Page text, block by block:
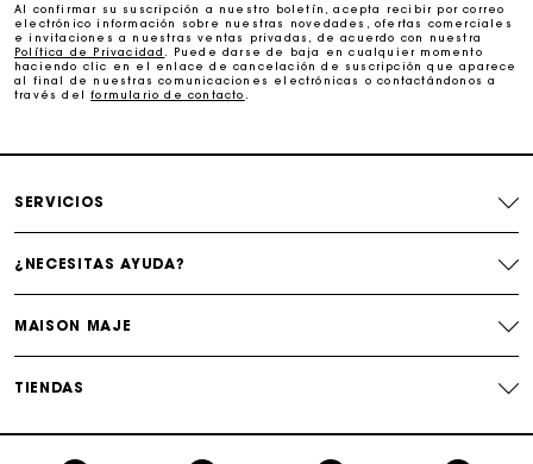
Cambios & Devoluciones gratuitos
Al confirmar su suscripción a nuestro boletín, acepta recibir por correo
electrónico información sobre nuestras novedades, ofertas comerciales
e invitaciones a nuestras ventas privadas, de acuerdo con nuestra
Política de Privacidad
. Puede darse de baja en cualquier momento
haciendo clic en el enlace de cancelación de suscripción que aparece
al final de nuestras comunicaciones electrónicas o contactándonos a
través delformulario de contacto
SERVICIOS
¿NECESITAS AYUDA?
MAISON MAJE
TIENDAS